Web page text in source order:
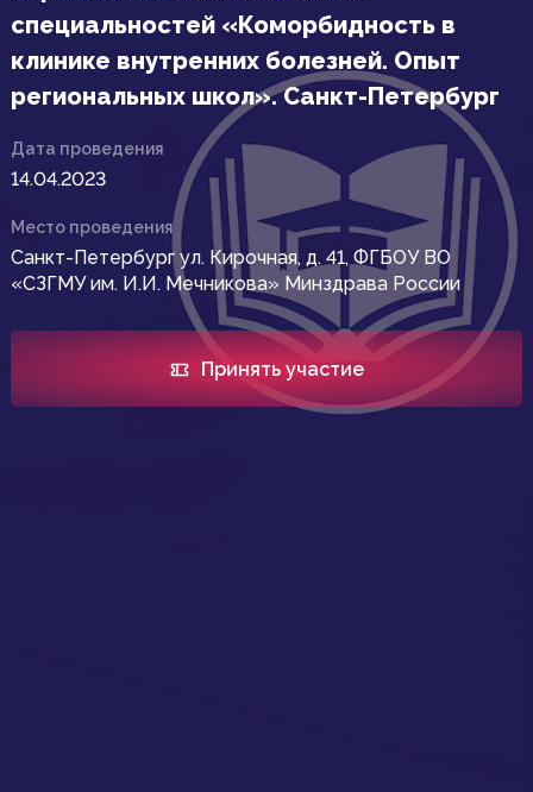
специальностей «Коморбидность в
клинике внутренних болезней. Опыт
региональных школ». Санкт-Петербург
Дата проведения
14.04.2023
Место проведения
Санкт-Петербург ул. Кирочная, д. 41, ФГБОУ ВО
«СЗГМУ им. И.И. Мечникова» Минздрава России
Принять участие